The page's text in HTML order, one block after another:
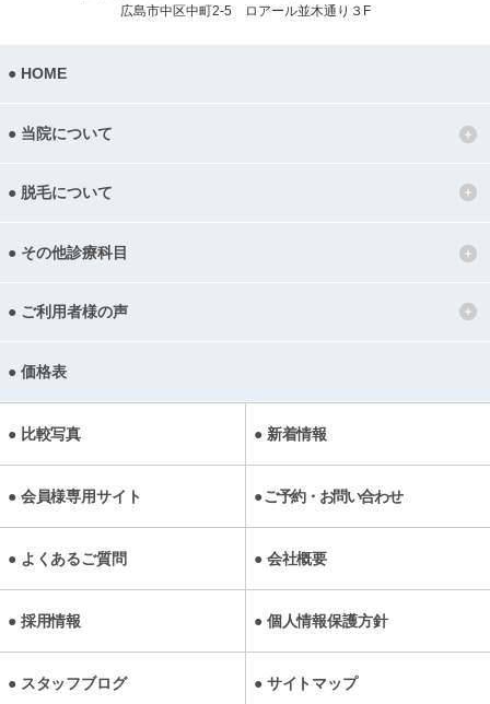
広島市中区中町2-5 ロアール並木通り３F
HOME
当院について
脱毛について
その他診療科目
ご利用者様の声
価格表
比較写真
会員様専用サイト
よくあるご質問
採用情報
スタッフブログ
新着情報
ご予約・お問い合わせ
会社概要
個人情報保護方針
サイトマップ